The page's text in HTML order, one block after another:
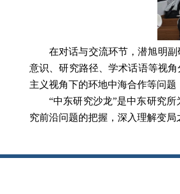
在对话与交流环节，潜旭明
意识、研究路径、学术话语等视
主义视角下的环地中海合作等问
“中东研究沙龙”是中东研究
究前沿问题的把握，深入理解变局